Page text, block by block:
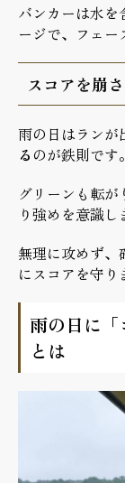
バンカーは水を
ージで、フェー
スコアを崩
雨の日はランが
る のが鉄則です。
グリーンも転
り強めを意識し
無理に攻めず、
にスコアを守り
雨の日に
とは